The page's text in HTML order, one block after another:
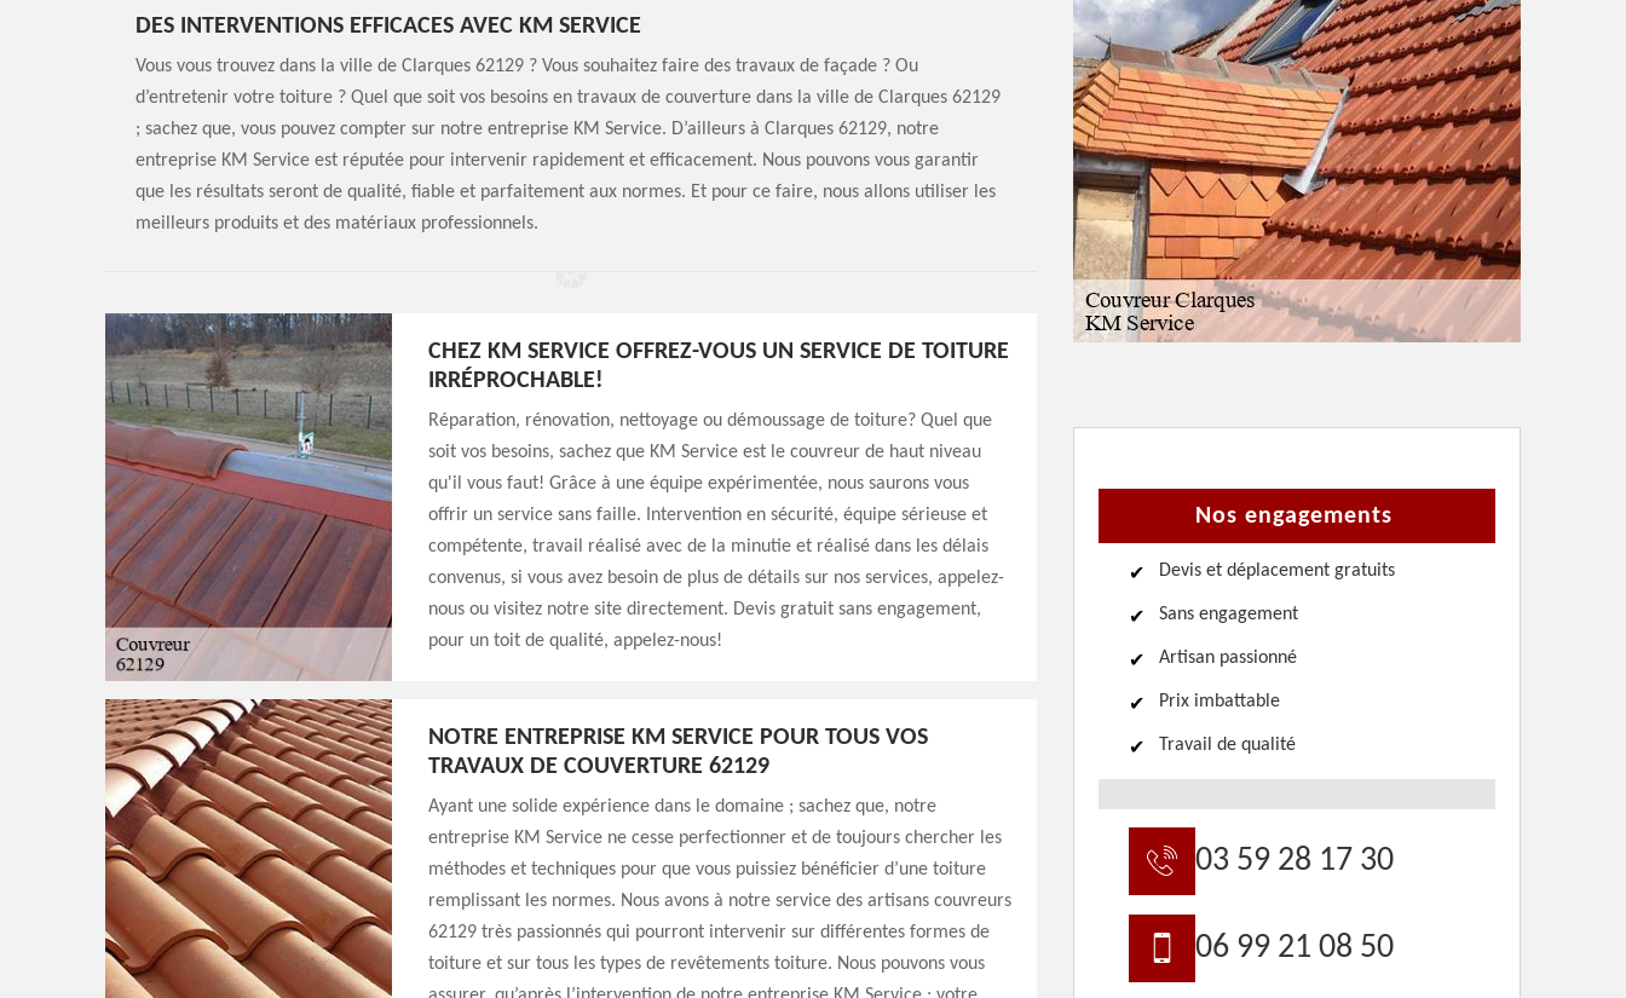
DES INTERVENTIONS EFFICACES AVEC KM SERVICE
Vous vous trouvez dans la ville de Clarques 62129 ? Vous souhaitez faire des travaux de façade ? Ou
d’entretenir votre toiture ? Quel que soit vos besoins en travaux de couverture dans la ville de Clarques 62129
; sachez que, vous pouvez compter sur notre entreprise KM Service. D’ailleurs à Clarques 62129, notre
entreprise KM Service est réputée pour intervenir rapidement et efficacement. Nous pouvons vous garantir
que les résultats seront de qualité, fiable et parfaitement aux normes. Et pour ce faire, nous allons utiliser les
meilleurs produits et des matériaux professionnels.
CHEZ KM SERVICE OFFREZ-VOUS UN SERVICE DE TOITURE
IRRÉPROCHABLE!
Réparation, rénovation, nettoyage ou démoussage de toiture? Quel que
soit vos besoins, sachez que KM Service est le couvreur de haut niveau
qu'il vous faut! Grâce à une équipe expérimentée, nous saurons vous
offrir un service sans faille. Intervention en sécurité, équipe sérieuse et
compétente, travail réalisé avec de la minutie et réalisé dans les délais
convenus, si vous avez besoin de plus de détails sur nos services, appelez-
nous ou visitez notre site directement. Devis gratuit sans engagement,
pour un toit de qualité, appelez-nous!
NOTRE ENTREPRISE KM SERVICE POUR TOUS VOS
TRAVAUX DE COUVERTURE 62129
Ayant une solide expérience dans le domaine ; sachez que, notre
entreprise KM Service ne cesse perfectionner et de toujours chercher les
méthodes et techniques pour que vous puissiez bénéficier d’une toiture
remplissant les normes. Nous avons à notre service des artisans couvreurs
62129 très passionnés qui pourront intervenir sur différentes formes de
toiture et sur tous les types de revêtements toiture. Nous pouvons vous
Nos engagements
Devis et déplacement gratuits
Sans engagement
Artisan passionné
Prix imbattable
Travail de qualité
03 59 28 17 30
06 99 21 08 50